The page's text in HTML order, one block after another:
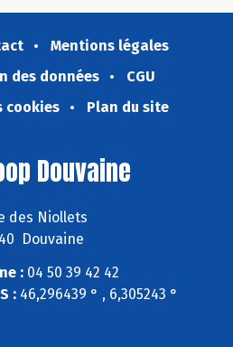
Mentions légales
des données
CGU
cookies
Plan du site
Douvaine
des Niollets
Douvaine
:04 50 39 42 42
:46,296439 ° , 6,305243 °